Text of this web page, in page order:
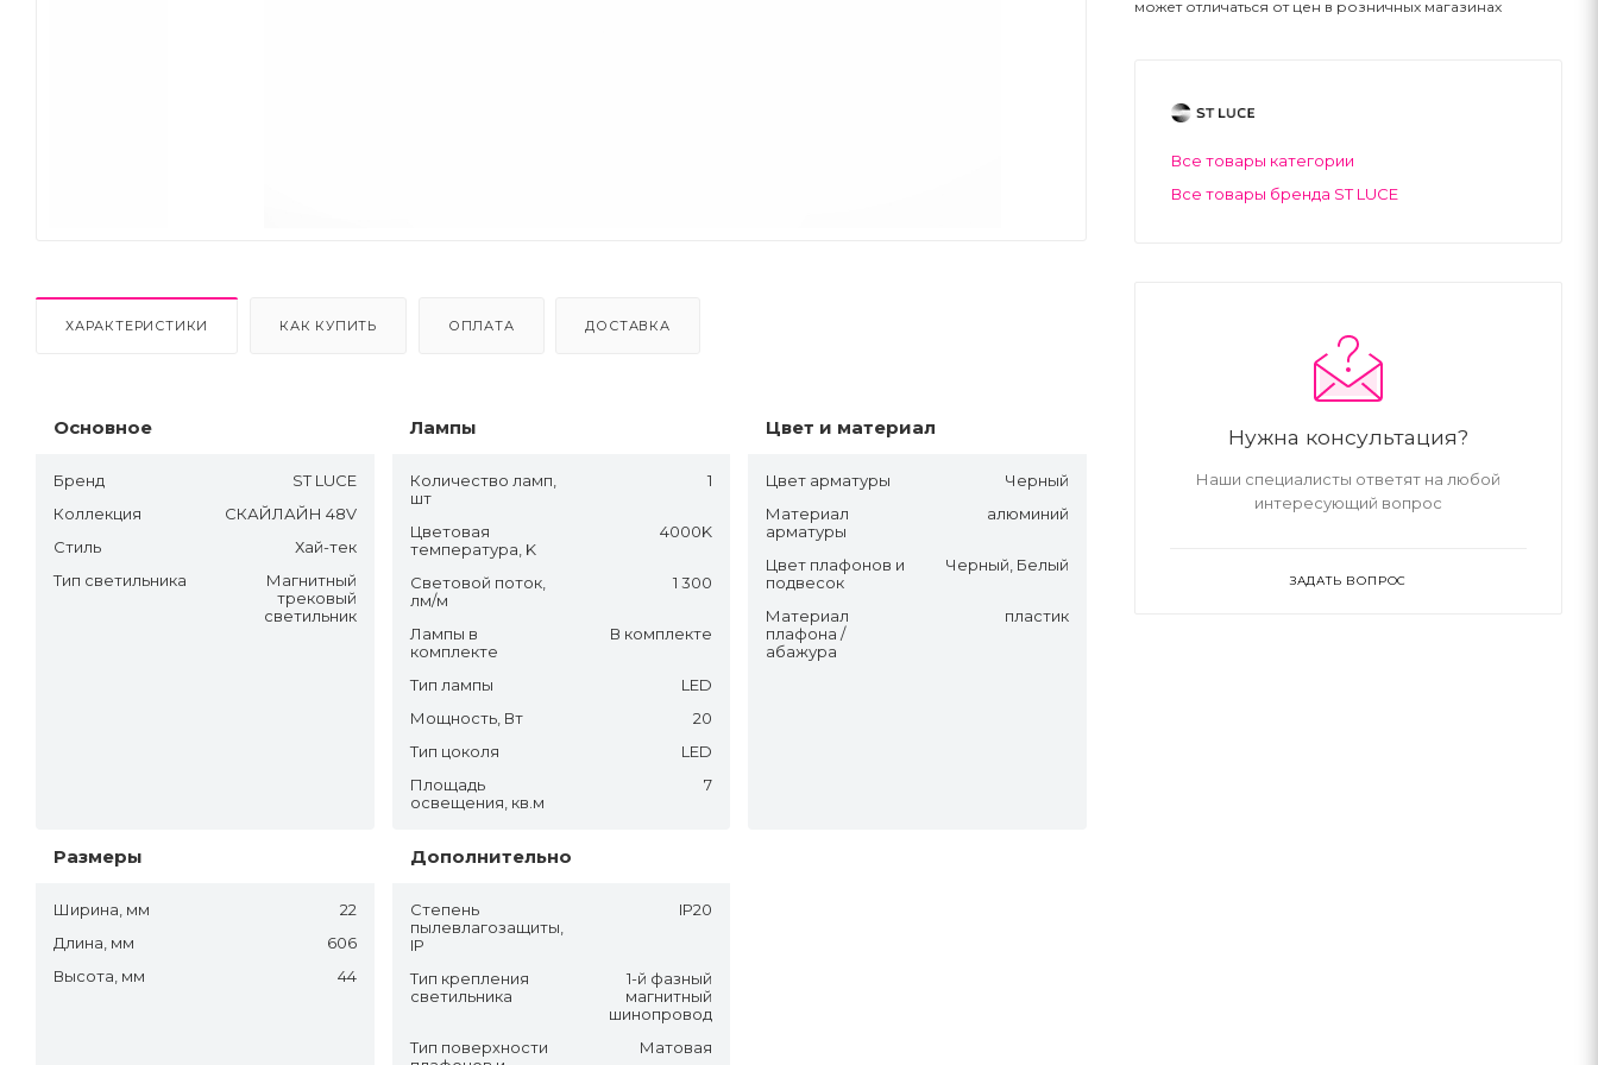
ХАРАКТЕРИСТИКИ КАК КУПИТЬ ОПЛАТА ДОСТАВКА
Основное
Бренд
ST LUCE
Коллекция
СКАЙЛАЙН 48V
Стиль
Хай-тек
Тип светильника
Магнитный
трековый
светильник
Лампы
Количество ламп,
шт
1
Цветовая
температура, K
4000K
Световой поток,
лм/м
1 300
Лампы в
комплекте
В комплекте
Тип лампы
LED
Мощность, Вт
20
Тип цоколя
LED
Площадь
освещения, кв.м
7
Цвет и материал
Цвет арматуры
Черный
Материал
арматуры
алюминий
Цвет плафонов и
подвесок
Черный, Белый
Материал
плафона /
абажура
пластик
Размеры
Ширина, мм
22
Длина, мм
606
Высота, мм
44
Дополнительно
Степень
пылевлагозащиты,
IP
IP20
Тип крепления
светильника
1-й фазный
магнитный
шинопровод
Тип поверхности
Матовая
может отличаться от цен в розничных магазинах
Все товары категории
Все товары бренда ST LUCE
Нужна консультация?
Наши специалисты ответят на любой
интересующий вопрос
ЗАДАТЬ ВОПРОС